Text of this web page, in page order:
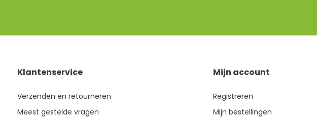
Klantenservice
Verzenden en retourneren
Meest gestelde vragen
Mijn account
Registreren
Mijn bestellingen